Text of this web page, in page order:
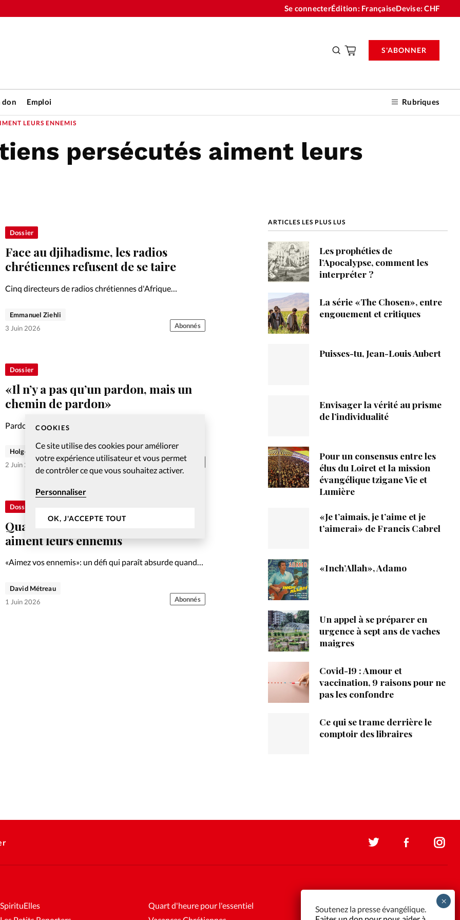
COOKIES
Ce site utilise des cookies pour améliorer
votre expérience utilisateur et vous permet
de contrôler ce que vous souhaitez activer.
Personnaliser
OK, J'ACCEPTE TOUT
Se connecterÉdition: FrançaiseDevise:CHF
don Emploi Rubriques
S'ABONNER
Foi
Opinions
Accueil
LEURS ENNEMIS
persécutés aiment leurs
Dossier
Face au djihadisme, les radios
chrétiennes refusent de se taire
Cinq directeurs de radios chrétiennes d'Afrique
rempart contre la haine.
Emmanuel Ziehli
3 Juin 2026
Abonnés
Dossier
«Il n’y a pas qu’un pardon, mais un
chemin de pardon»
Pardonner ses bourreaux: faiblesse ou libération? Si le
est aussi un travail de longue haleine.
Holger Wetjen
2 Juin 2026
Abonnés
Dossier
Quand les chrétiens persécutés
aiment leurs ennemis
«Aimez vos ennemis»: un défi qui paraît absurde quand
persécutés en font une réalité. Premier volet d'un dossier
en deux parties.
David Métreau
1 Juin 2026
Abonnés
ARTICLES LES PLUS LUS
Les prophéties de
l’Apocalypse, comment les
interpréter ?
La série «The Chosen», entre
engouement et critiques
Puisses-tu, Jean-Louis Aubert
Envisager la vérité au prisme
de l’individualité
Pour un consensus entre les
élus du Loiret et la mission
évangélique tzigane Vie et
Lumière
«Je t’aimais, je t’aime et je
t’aimerai» de Francis Cabrel
«Inch’Allah», Adamo
Un appel à se préparer en
urgence à sept ans de vaches
maigres
Covid-19 : Amour et
vaccination, 9 raisons pour ne
pas les confondre
Ce qui se trame derrière le
comptoir des libraires
SpirituElles
Quart d'heure pour l'essentiel
Soutenez la presse évangélique.